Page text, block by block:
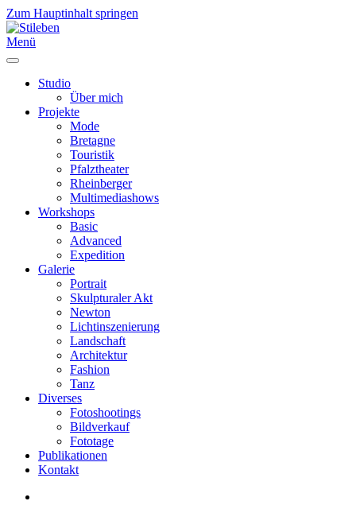
Zum Hauptinhalt springen
Menü
Studio
Über mich
Projekte
Mode
Bretagne
Touristik
Pfalztheater
Rheinberger
Multimediashows
Workshops
Basic
Advanced
Expedition
Galerie
Portrait
Skulpturaler Akt
Newton
Lichtinszenierung
Landschaft
Architektur
Fashion
Tanz
Diverses
Fotoshootings
Bildverkauf
Fototage
Publikationen
Kontakt